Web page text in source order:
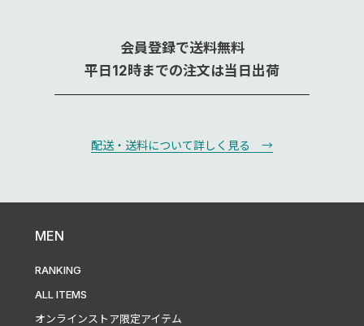
会員登録で送料無料
平日12時までの注文は当日出荷
配送・送料について詳しく見る →
MEN
RANKING
ALL ITEMS
オンラインストア限定アイテム